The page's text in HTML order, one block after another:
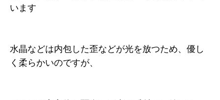
います
水晶などは内包した歪などが光を放つため、優し
く柔らかいのですが、